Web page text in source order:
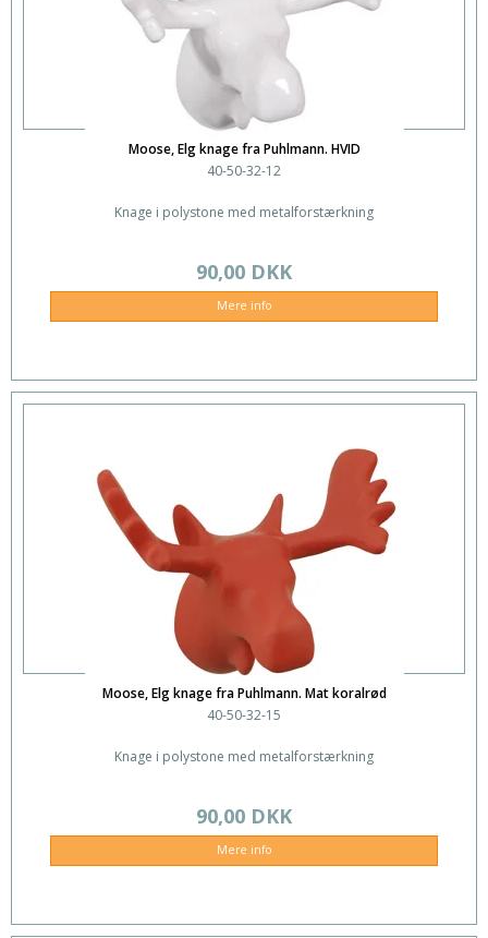
Moose, Elg knage fra Puhlmann. HVID
40-50-32-12
Knage i polystone med metalforstærkning
90,00 DKK
Mere info
Moose, Elg knage fra Puhlmann. Mat koralrød
40-50-32-15
Knage i polystone med metalforstærkning
90,00 DKK
Mere info